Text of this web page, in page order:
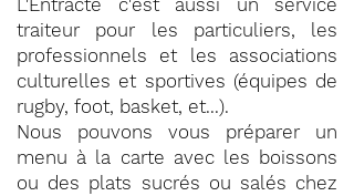
L'Entracte c'est aussi un service
traiteur pour les particuliers, les
professionnels et les associations
culturelles et sportives (équipes de
rugby, foot, basket, et...).
Nous pouvons vous préparer un
menu à la carte avec les boissons
ou des plats sucrés ou salés chez